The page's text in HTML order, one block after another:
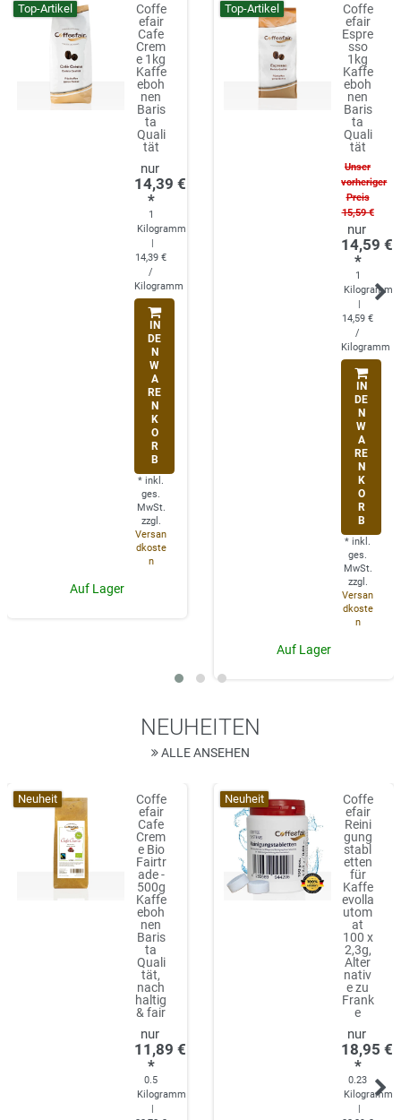
Top-Artikel
Coffe
efair
Cafe
Crem
e 1kg
Kaffe
eboh
nen
Baris
ta
Quali
tät
14,39 €
*
1
Kilogramm
|
14,39 €
/
Kilogramm
IN
DE
N
W
A
RE
N
K
O
R
B
* inkl.
ges.
MwSt.
zzgl.
Versan
dkoste
n
Auf Lager
Top-Artikel
Coffe
efair
Espre
sso
1kg
Kaffe
eboh
nen
Baris
ta
Quali
tät
Unser
vorheriger
Preis
15,59 €
14,59 €
*
1
Kilogramm
|
14,59 €
/
Kilogramm
IN
DE
N
W
A
RE
N
K
O
R
B
* inkl.
ges.
MwSt.
zzgl.
Versan
dkoste
n
Auf Lager
NEUHEITEN
ALLE ANSEHEN
Neuheit
Coffe
efair
Cafe
Crem
e Bio
Fairtr
ade -
500g
Kaffe
eboh
nen
Baris
ta
Quali
tät,
nach
haltig
& fair
11,89 €
*
0.5
Kilogramm
|
Neuheit
Coffe
efair
Reini
gung
stabl
etten
für
Kaffe
evolla
utom
at
100 x
2,3g,
Alter
nativ
e zu
Frank
e
18,95 €
*
0.23
Kilogramm
|